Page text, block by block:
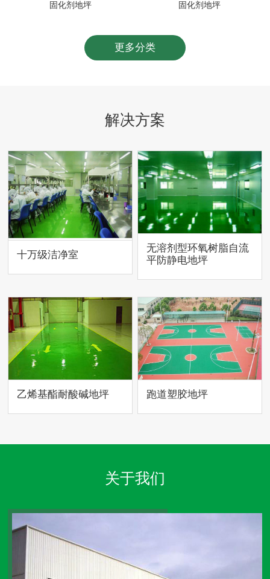
固化剂地坪 固化剂地坪
更多分类
解决方案
十万级洁净室
无溶剂型环氧树脂自流
平防静电地坪
乙烯基酯耐酸碱地坪 跑道塑胶地坪
关于我们